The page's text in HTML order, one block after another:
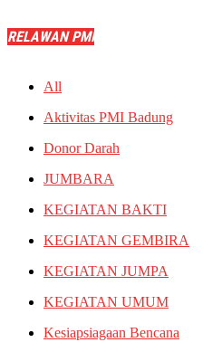
RELAWAN PMI
All
Aktivitas PMI Badung
Donor Darah
JUMBARA
KEGIATAN BAKTI
KEGIATAN GEMBIRA
KEGIATAN JUMPA
KEGIATAN UMUM
Kesiapsiagaan Bencana